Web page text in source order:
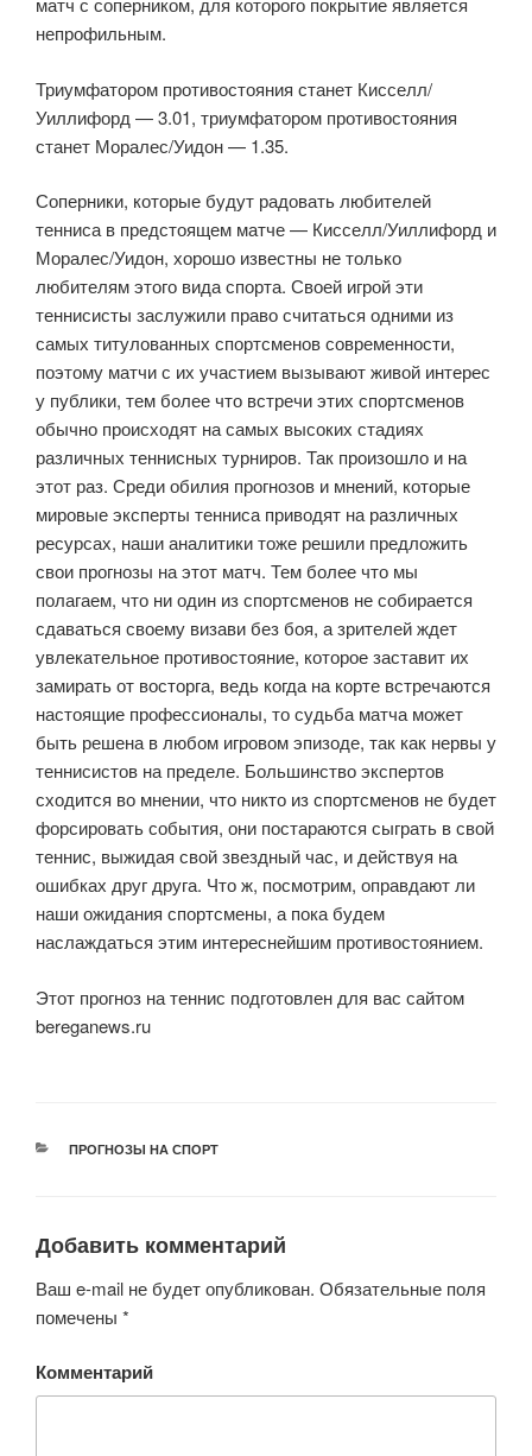
непрофильным.
Триумфатором противостояния станет Кисселл/
Уиллифорд — 3.01, триумфатором противостояния
станет Моралес/Уидон — 1.35.
Соперники, которые будут радовать любителей
тенниса в предстоящем матче — Кисселл/Уиллифорд и
Моралес/Уидон, хорошо известны не только
любителям этого вида спорта. Своей игрой эти
теннисисты заслужили право считаться одними из
самых титулованных спортсменов современности,
поэтому матчи с их участием вызывают живой интерес
у публики, тем более что встречи этих спортсменов
обычно происходят на самых высоких стадиях
различных теннисных турниров. Так произошло и на
этот раз. Среди обилия прогнозов и мнений, которые
мировые эксперты тенниса приводят на различных
ресурсах, наши аналитики тоже решили предложить
свои прогнозы на этот матч. Тем более что мы
полагаем, что ни один из спортсменов не собирается
сдаваться своему визави без боя, а зрителей ждет
увлекательное противостояние, которое заставит их
замирать от восторга, ведь когда на корте встречаются
настоящие профессионалы, то судьба матча может
быть решена в любом игровом эпизоде, так как нервы у
теннисистов на пределе. Большинство экспертов
сходится во мнении, что никто из спортсменов не будет
форсировать события, они постараются сыграть в свой
теннис, выжидая свой звездный час, и действуя на
ошибках друг друга. Что ж, посмотрим, оправдают ли
наши ожидания спортсмены, а пока будем
наслаждаться этим интереснейшим противостоянием.
Этот прогноз на теннис подготовлен для вас сайтом
bereganews.ru
РУБРИКИ
ПРОГНОЗЫ НА СПОРТ
Добавить комментарий
Ваш e-mail не будет опубликован. Обязательные поля
помечены *
Комментарий